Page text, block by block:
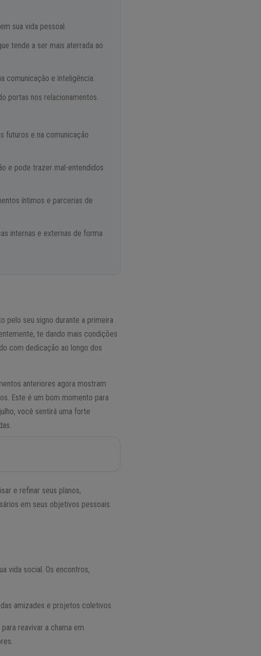
sua vida pessoal.
tende a ser mais aterrada ao
comunicação e inteligência.
portas nos relacionamentos.
futuros e na comunicação
e pode trazer mal-entendidos
íntimos e parcerias de
internas e externas de forma
pelo seu signo durante a primeira
te dando mais condições
com dedicação ao longo dos
anteriores agora mostram
Este é um bom momento para
você sentirá uma forte
e refinar seus planos,
em seus objetivos pessoais.
vida social. Os encontros,
amizades e projetos coletivos.
reavivar a chama em